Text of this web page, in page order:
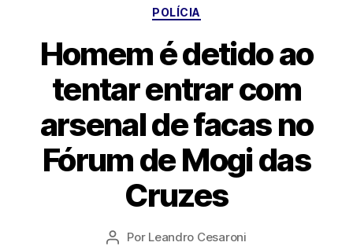
Categorias
POLÍCIA
Homem é detido ao
tentar entrar com
arsenal de facas no
Fórum de Mogi das
Cruzes
Autor
Por Leandro Cesaroni